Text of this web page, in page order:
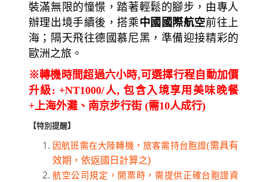
裝滿無限的憧憬，踏著輕鬆的腳步，由專人
辦理出境手續後，搭乘中國國際航空前往上
海；隔天飛往德國慕尼黑，準備迎接精彩的
歐洲之旅。
※轉機時間超過六小時,可選擇行程自動加價
升級: +NT1000/人, 包含入境享用 美味晚餐
+上海外灘、南京步行街(需10人成行)
【特別提醒】
因航班需在大陸轉機，旅客需持台胞證(需具有
效期，依返國日計算之)
航空公司規定，開票時，需提供正確台胞證資